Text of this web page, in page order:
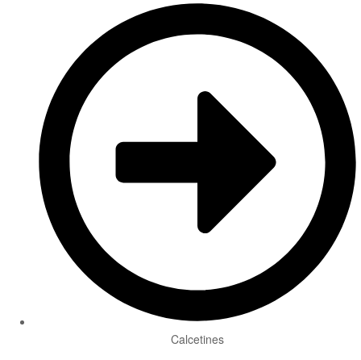
Calcetines